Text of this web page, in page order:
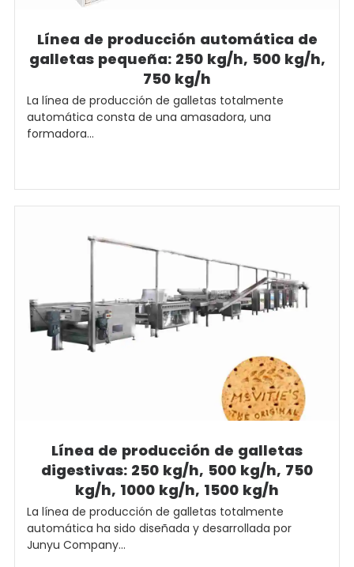
Línea de producción automática de
galletas pequeña: 250 kg/h, 500 kg/h,
750 kg/h
La línea de producción de galletas totalmente
automática consta de una amasadora, una
formadora...
Línea de producción de galletas
digestivas: 250 kg/h, 500 kg/h, 750
kg/h, 1000 kg/h, 1500 kg/h
La línea de producción de galletas totalmente
automática ha sido diseñada y desarrollada por
Junyu Company...